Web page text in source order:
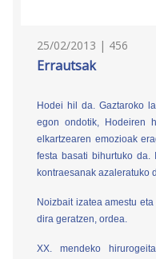
25/02/2013 | 456
Errautsak
Hodei hil da. Gaztaroko
egon ondotik, Hodeiren
elkartzearen emozioak
festa basati bihurtuko da.
kontraesanak azaleratuko
Noizbait izatea amestu
dira geratzen, ordea.
XX. mendeko